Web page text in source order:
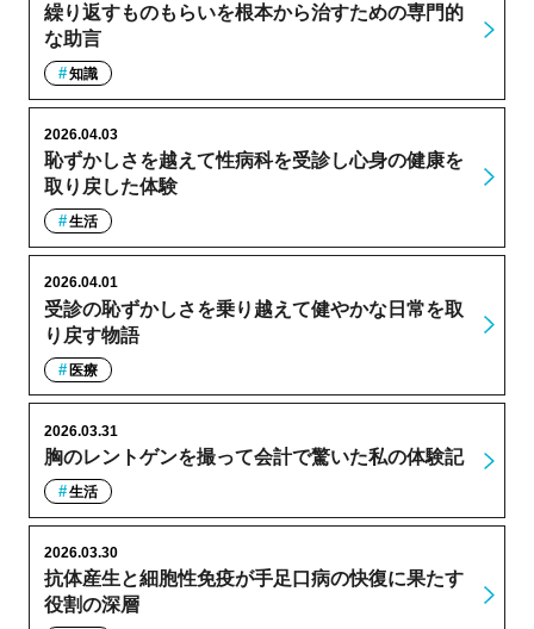
繰り返すものもらいを根本から治すための専門的
な助言
知識
恥ずかしさを越えて性病科を受診し心身の健康を
取り戻した体験
2026.04.03
生活
受診の恥ずかしさを乗り越えて健やかな日常を取
り戻す物語
2026.04.01
医療
胸のレントゲンを撮って会計で驚いた私の体験記
2026.03.31
生活
抗体産生と細胞性免疫が手足口病の快復に果たす
役割の深層
2026.03.30